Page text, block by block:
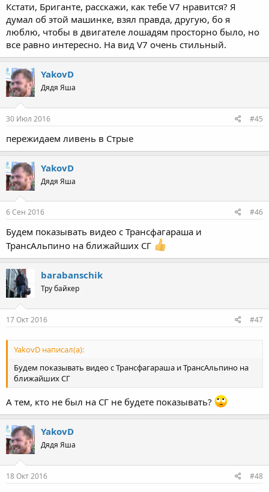
Кстати, Бриганте, расскажи, как тебе V7 нравится? Я
думал об этой машинке, взял правда, другую, бо я
люблю, чтобы в двигателе лошадям просторно было, но
все равно интересно. На вид V7 очень стильный.
YakovD
Дядя Яша
30 Июл 2016 #45
пережидаем ливень в Стрые
YakovD
Дядя Яша
6 Сен 2016 #46
Будем показывать видео с Трансфагараша и
ТрансАльпино на ближайших СГ
barabanschik
Тру байкер
17 Окт 2016 #47
YakovD написал(а):
Будем показывать видео с Трансфагараша и ТрансАльпино на
ближайших СГ
А тем, кто не был на СГ не будете показывать?
YakovD
Дядя Яша
18 Окт 2016 #48